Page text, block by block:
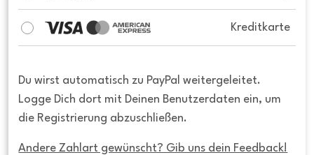
Kreditkarte
Du wirst automatisch zu PayPal weitergeleitet.
Logge Dich dort mit Deinen Benutzerdaten ein, um
die Registrierung abzuschließen.
Andere Zahlart gewünscht? Gib uns dein Feedback!